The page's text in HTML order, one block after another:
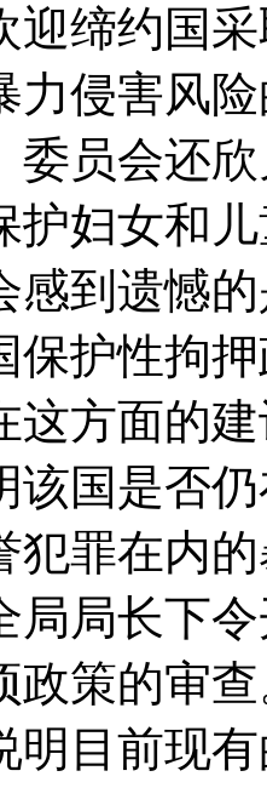
迎缔约国
力侵害风
委员会还
护妇女和
感到遗憾
保护性拘
这方面的
该国是否
犯罪在内
局局长下
政策的审
明目前现